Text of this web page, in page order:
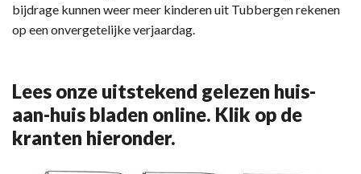
bijdrage kunnen weer meer kinderen uit Tubbergen rekenen
op een onvergetelijke verjaardag.
Lees onze uitstekend gelezen huis-
aan-huis bladen online. Klik op de
kranten hieronder.